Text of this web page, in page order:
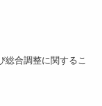
総合調整に関するこ